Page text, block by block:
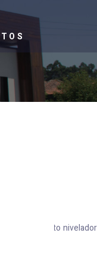
para canto nivelador